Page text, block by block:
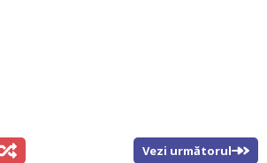
Vezi următorul